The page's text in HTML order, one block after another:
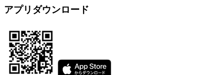
アプリダウンロード